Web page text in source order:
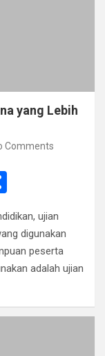
yang Lebih
Comments
ar
e
ujian
digunakan
peserta
adalah ujian